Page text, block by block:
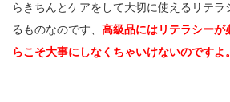
らきちんとケアをして大切に使えるリテラ
るものなのです、 高級品にはリテラシーが
らこそ大事にしなくちゃいけないのですよ。